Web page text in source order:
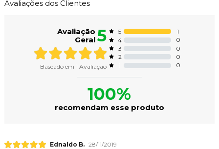
Avaliações dos Clientes
Avaliação
Geral5
Baseado em 1 Avaliação
5
1
4
0
3
0
2
0
1
0
100%
recomendam esse produto
Ednaldo B. 28/11/2019